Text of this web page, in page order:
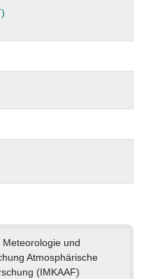
Meteorologie und
Atmosphärische
(IMKAAF)